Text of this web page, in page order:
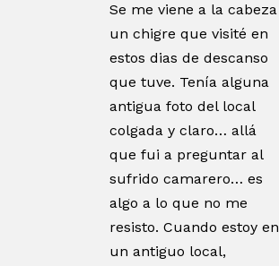
Se me viene a la cabeza
un chigre que visité en
estos dias de descanso
que tuve. Tenía alguna
antigua foto del local
colgada y claro… allá
que fui a preguntar al
sufrido camarero… es
algo a lo que no me
resisto. Cuando estoy en
un antiguo local,